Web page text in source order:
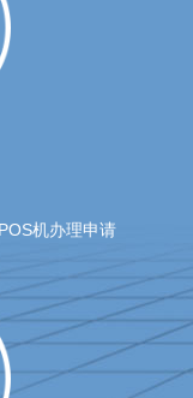
机办理申请